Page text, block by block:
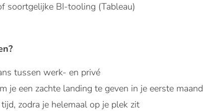
soortgelijke BI-tooling (Tableau)
tussen werk- en privé
je een zachte landing te geven in je eerste maand
zodra je helemaal op je plek zit